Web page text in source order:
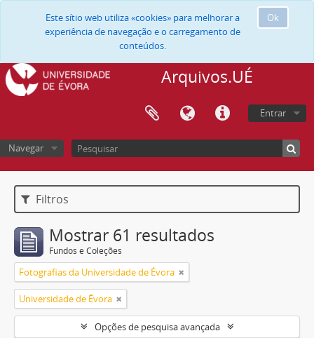
Ok
Este sítio web utiliza «cookies» para melhorar a
experiência de navegação e o carregamento de
conteúdos.
Arquivos.UÉ
Entrar
Navegar
Filtros
Mostrar 61 resultados
Fundos e Coleções
Fotografias da Universidade de Évora
Universidade de Évora
Opções de pesquisa avançada